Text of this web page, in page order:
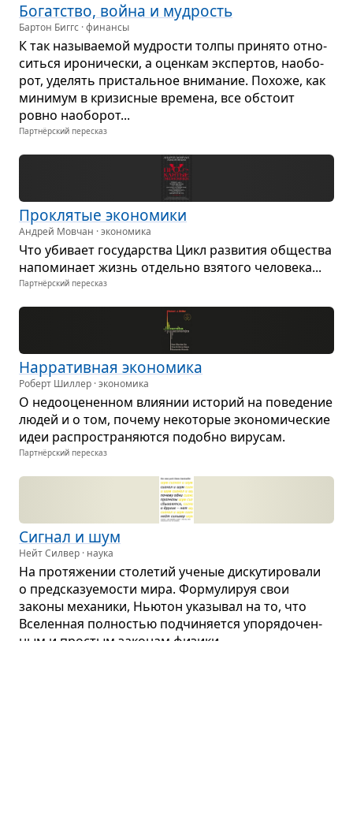
Богат­ство, война и муд­рость
Бартон Биггс · финансы
К так назы­ва­е­мой муд­ро­сти толпы при­нято отно­
ситься иро­ни­че­ски, а оцен­кам экс­пер­тов, нао­бо­
рот, уде­лять при­сталь­ное вни­ма­ние. Похоже, как
мини­мум в кри­зис­ные вре­мена, все обстоит
ровно на­о­бо­рот...
Партнёрский пересказ
Про­кля­тые эко­но­мики
Андрей Мовчан · экономика
Что уби­вает госу­дар­ства Цикл раз­ви­тия обще­ства
напо­ми­нает жизнь отдельно взя­того чело­века...
Партнёрский пересказ
Нар­ра­тив­ная эко­но­мика
Роберт Шиллер · экономика
О недо­оце­нен­ном вли­я­нии исто­рий на пове­де­ние
людей и о том, почему неко­то­рые эко­но­ми­че­ские
идеи рас­про­стра­ня­ются подобно виру­сам.
Партнёрский пересказ
Сиг­нал и шум
Нейт Силвер · наука
На про­тя­же­нии сто­ле­тий уче­ные дис­ку­ти­ро­вали
о пред­ска­зу­е­мо­сти мира. Фор­му­ли­руя свои
законы меха­ники, Нью­тон ука­зы­вал на то, что
Все­лен­ная пол­но­стью под­чи­ня­ется упо­ря­до­чен­
ным и про­стым зако­нам физики...